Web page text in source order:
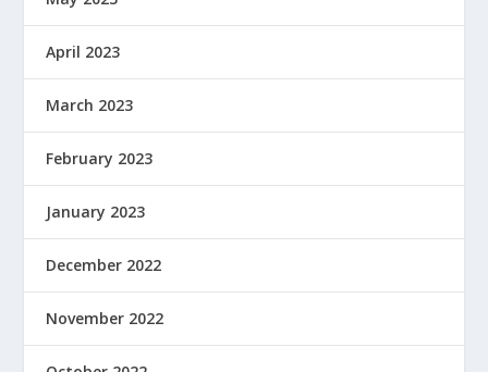
April 2023
March 2023
February 2023
January 2023
December 2022
November 2022